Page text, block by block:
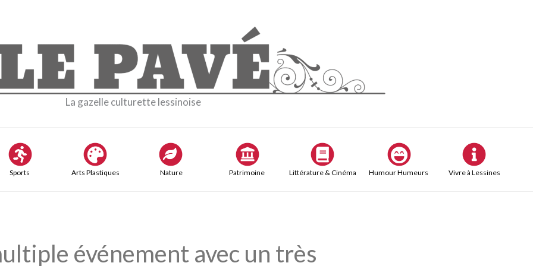
La gazelle culturette lessinoise
Sports Arts Plastiques Nature Patrimoine Littérature & Cinéma Humour Humeurs Vivre à Lessines
événement avec un très